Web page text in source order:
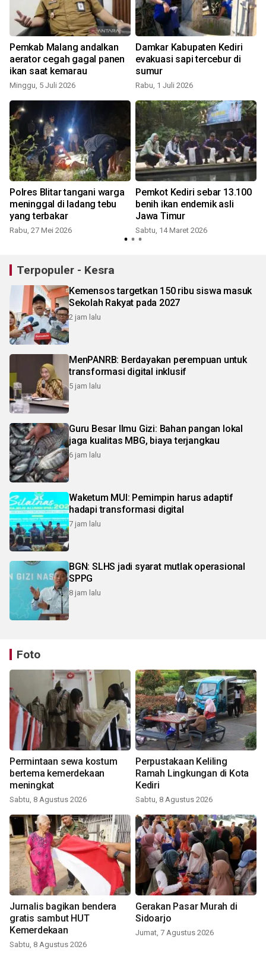
Pemkab Malang andalkan
aerator cegah gagal panen
ikan saat kemarau
Minggu, 5 Juli 2026
Damkar Kabupaten Kediri
evakuasi sapi tercebur di
sumur
Rabu, 1 Juli 2026
Polres Blitar tangani warga
meninggal di ladang tebu
yang terbakar
Rabu, 27 Mei 2026
Pemkot Kediri sebar 13.100
benih ikan endemik asli
Jawa Timur
Sabtu, 14 Maret 2026
Terpopuler - Kesra
Kemensos targetkan 150 ribu siswa masuk
Sekolah Rakyat pada 2027
2 jam lalu
MenPANRB: Berdayakan perempuan untuk
transformasi digital inklusif
5 jam lalu
Guru Besar Ilmu Gizi: Bahan pangan lokal
jaga kualitas MBG, biaya terjangkau
6 jam lalu
Waketum MUI: Pemimpin harus adaptif
hadapi transformasi digital
7 jam lalu
BGN: SLHS jadi syarat mutlak operasional
SPPG
8 jam lalu
Foto
Permintaan sewa kostum
bertema kemerdekaan
meningkat
Sabtu, 8 Agustus 2026
Perpustakaan Keliling
Ramah Lingkungan di Kota
Kediri
Sabtu, 8 Agustus 2026
Jurnalis bagikan bendera
gratis sambut HUT
Kemerdekaan
Sabtu, 8 Agustus 2026
Gerakan Pasar Murah di
Sidoarjo
Jumat, 7 Agustus 2026